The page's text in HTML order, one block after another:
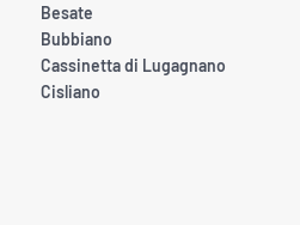
Besate
Bubbiano
Cassinetta di Lugagnano
Cisliano